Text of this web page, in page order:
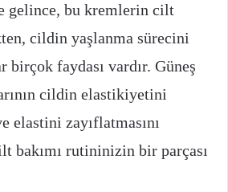
gelince, bu kremlerin cilt
cildin yaşlanma sürecini
birçok faydası vardır. Güneş
cildin elastikiyetini
elastini zayıflatmasını
bakımı rutininizin bir parçası